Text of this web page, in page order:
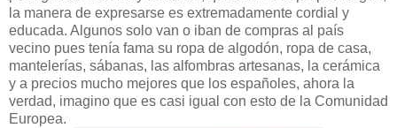
la manera de expresarse es extremadamente cordial y
educada. Algunos solo van o iban de compras al país
vecino pues tenía fama su ropa de algodón, ropa de casa,
mantelerías, sábanas, las alfombras artesanas, la cerámica
y a precios mucho mejores que los españoles, ahora la
verdad, imagino que es casi igual con esto de la Comunidad
Europea.